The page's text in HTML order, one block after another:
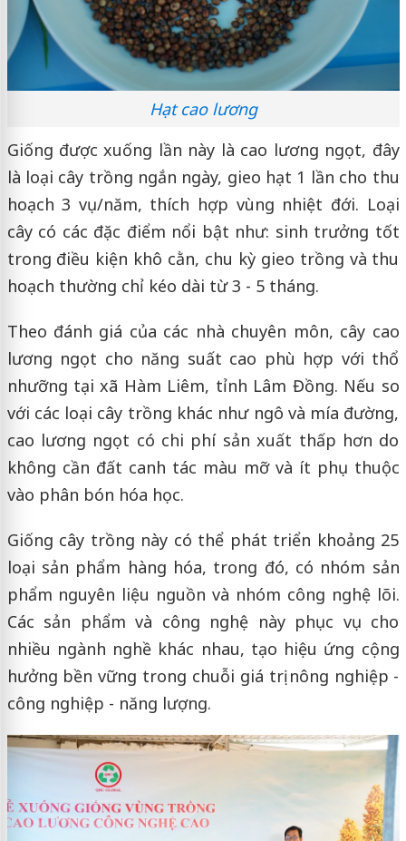
Hạt cao lương
Giống được xuống lần này là cao lương ngọt, đây
là loại cây trồng ngắn ngày, gieo hạt 1 lần cho thu
hoạch 3 vụ/năm, thích hợp vùng nhiệt đới. Loại
cây có các đặc điểm nổi bật như: sinh trưởng tốt
trong điều kiện khô cằn, chu kỳ gieo trồng và thu
hoạch thường chỉ kéo dài từ 3 - 5 tháng.
Theo đánh giá của các nhà chuyên môn, cây cao
lương ngọt cho năng suất cao phù hợp với thổ
nhưỡng tại xã Hàm Liêm, tỉnh Lâm Đồng. Nếu so
với các loại cây trồng khác như ngô và mía đường,
cao lương ngọt có chi phí sản xuất thấp hơn do
không cần đất canh tác màu mỡ và ít phụ thuộc
vào phân bón hóa học.
Giống cây trồng này có thể phát triển khoảng 25
loại sản phẩm hàng hóa, trong đó, có nhóm sản
phẩm nguyên liệu nguồn và nhóm công nghệ lõi.
Các sản phẩm và công nghệ này phục vụ cho
nhiều ngành nghề khác nhau, tạo hiệu ứng cộng
hưởng bền vững trong chuỗi giá trị nông nghiệp -
công nghiệp - năng lượng.